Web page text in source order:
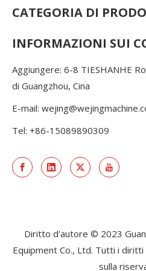
CATEGORIA DI
INFORMAZIONI SUI
Aggiungere: 6-8 TIESHANHE
di Guangzhou, Cina
E-mail:
Tel: +86-15089890309
Diritto d'autore © 2023
Equipment Co., Ltd. Tutti i
sulla